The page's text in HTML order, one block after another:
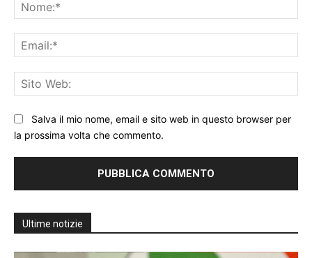
Salva il mio nome, email e sito web in questo browser per
la prossima volta che commento.
Ultime notizie